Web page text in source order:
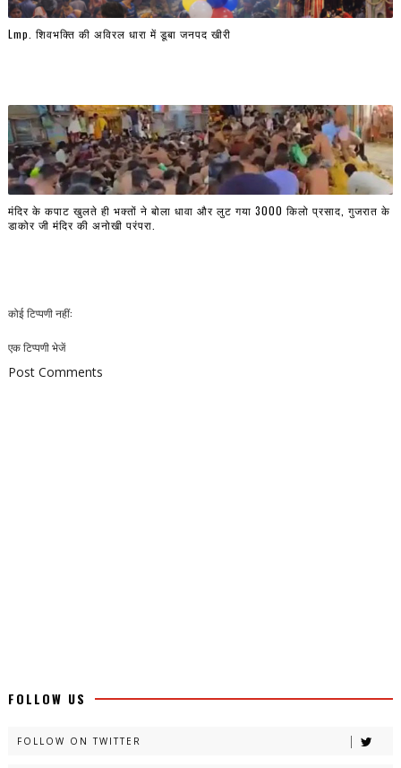
Lmp. शिवभक्ति की अविरल धारा में डूबा जनपद खीरी
मंदिर के कपाट खुलते ही भक्तों ने बोला धावा और लुट गया 3000 किलो प्रसाद, गुजरात के
डाकोर जी मंदिर की अनोखी परंपरा.
कोई टिप्पणी नहीं:
एक टिप्पणी भेजें
Post Comments
FOLLOW US
FOLLOW ON TWITTER